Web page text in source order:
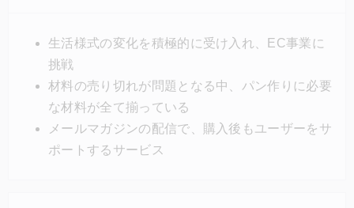
したり、従業員の雇用を守りながら、ユーザーにパン
作りに魅力を感じてもらうことを目指している。
生活様式の変化を積極的に受け入れ、EC事業に
挑戦
材料の売り切れが問題となる中、パン作りに必要
な材料が全て揃っている
メールマガジンの配信で、購入後もユーザーをサ
ポートするサービス